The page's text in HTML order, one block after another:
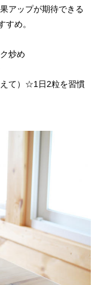
アップが期待できる
すめ。
炒め
えて）☆1日2粒を習慣